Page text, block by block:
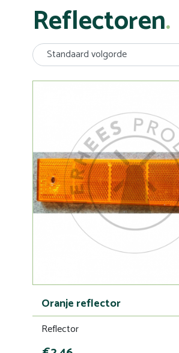
Reflectoren
Standaard volgorde
Oranje reflector
Reflector